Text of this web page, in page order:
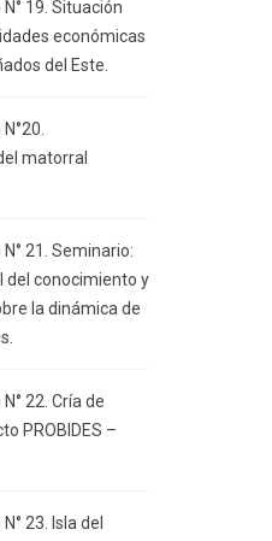
19. Situación
económicas
del Este.
matorral
21. Seminario:
del conocimiento y
la dinámica de
22. Cría de
PROBIDES –
23. Isla del